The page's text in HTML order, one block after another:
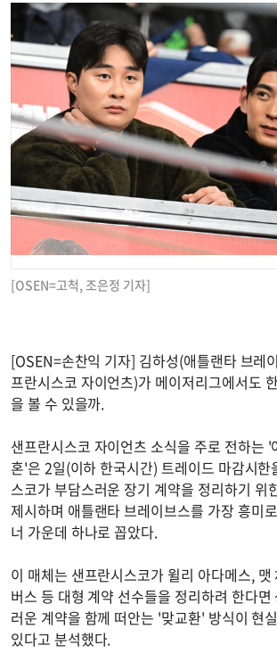
[OSEN=고척, 조은정 기자]
[OSEN=손찬익 기자] 김하성(애틀랜타 브레
프란시스코 자이언츠)가 메이저리그에서도
을 볼 수 있을까.
샌프란시스코 자이언츠 소식을 주로 전하는 '
혼'은 2일(이하 한국시간) 트레이드 마감시한
스코가 부담스러운 장기 계약을 정리하기 위
제시하며 애틀랜타 브레이브스를 가장 흥미
너 가운데 하나로 꼽았다.
이 매체는 샌프란시스코가 윌리 아다메스, 맷
버스 등 대형 계약 선수들을 정리하려 한다
러운 계약을 함께 떠안는 '맞교환' 방식이 현
있다고 분석했다.